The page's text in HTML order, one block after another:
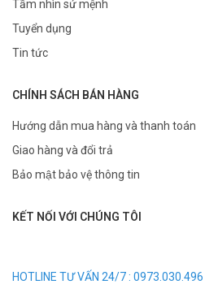
Tầm nhìn sứ mệnh
Tuyển dụng
Tin tức
CHÍNH SÁCH BÁN HÀNG
Hướng dẫn mua hàng và thanh toán
Giao hàng và đổi trả
Bảo mật bảo vệ thông tin
KẾT NỐI VỚI CHÚNG TÔI
HOTLINE TƯ VẤN 24/7 : 0973.030.496